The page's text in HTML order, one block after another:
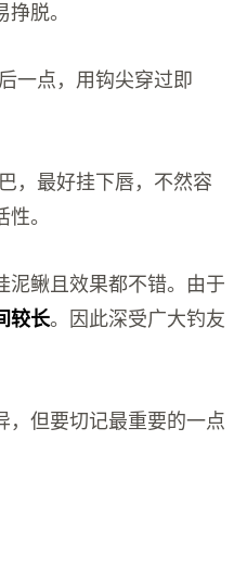
脱。
一点，用钩尖穿过即
，最好挂下唇，不然容
。
泥鳅且效果都不错。由于
较长。因此深受广大钓友
，但要切记最重要的一点